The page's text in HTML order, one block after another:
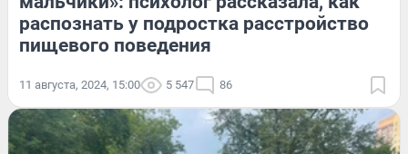
распознать у подростка расстройство
пищевого поведения
11 августа, 2024, 15:00 5 547 86